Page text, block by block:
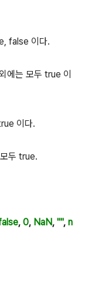
false 이다.
에는 모두 true 이
이다.
두 true.
, 0, NaN, "", n